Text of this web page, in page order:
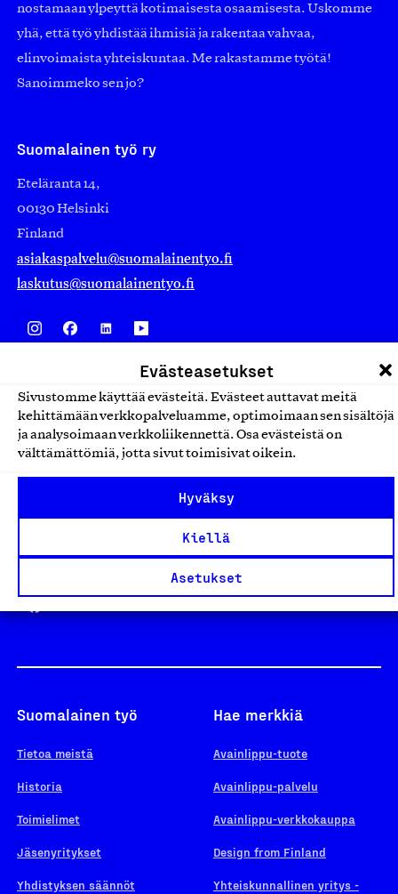
Evästeasetukset
Sivustomme käyttää evästeitä. Evästeet auttavat meitä
kehittämään verkkopalveluamme, optimoimaan sen sisältöjä
ja analysoimaan verkkoliikennettä. Osa evästeistä on
välttämättömiä, jotta sivut toimisivat oikein.
Hyväksy
Kiellä
Asetukset
nostamaan ylpeyttä kotimaisesta osaamisesta. Uskomme
yhä, että työ yhdistää ihmisiä ja rakentaa vahvaa,
elinvoimaista yhteiskuntaa. Me rakastamme työtä!
Sanoimmeko sen jo?
Suomalainen työ ry
Eteläranta 14,
00130 Helsinki
Finland
asiakaspalvelu@suomalainentyo.fi
laskutus@suomalainentyo.fi
Yhteiskunnallinen Yritys -merkki
Suomalainen työ
Tietoa meistä
Historia
Toimielimet
Jäsenyritykset
Yhdistyksen säännöt
Hae merkkiä
Avainlippu-tuote
Avainlippu-palvelu
Avainlippu-verkkokauppa
Design from Finland
Yhteiskunnallinen yritys -